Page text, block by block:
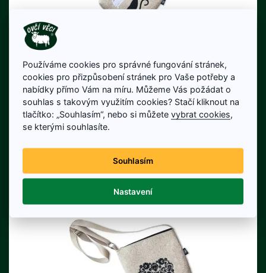
Filcová kabelka - Černá a bílá
kočka
Elegantní dámská filcová kabelka se zipem z
horní strany a z boční strany na peněženku.
Kabelka je ručně šitá ze světlého filcu z pravé
100% ovčí vlny s dekorací černé a bílé kočky.
Nastavitelný popruh můžete dát přes rameno
a jít rovnou na výlet. Kabelka je vhodná pro
věci denní potřeby.
490 Kč
Cena bez DPH: 405 Kč
Skladem
Detail produktu
Používáme cookies pro správné fungování stránek,
cookies pro přizpůsobení stránek pro Vaše potřeby a
nabídky přímo Vám na míru. Můžeme Vás požádat o
souhlas s takovým využitím cookies? Stačí kliknout na
tlačítko: „Souhlasím“, nebo si můžetevybrat cookies
se kterými souhlasíte.
Souhlasím
Nastavení